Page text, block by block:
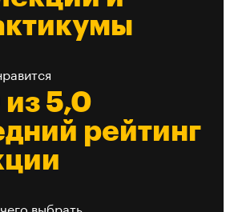
5,0
рейтинг